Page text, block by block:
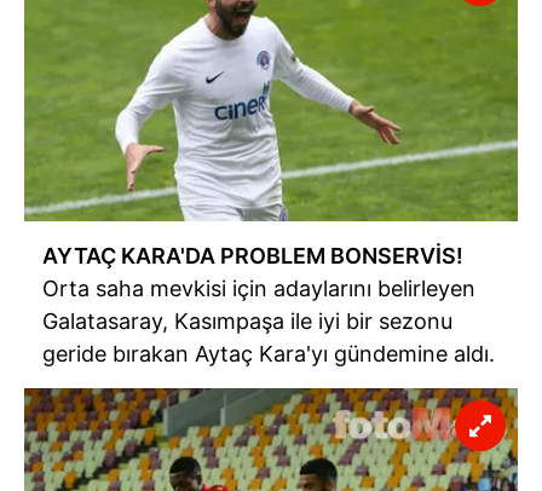
AYTAÇ KARA'DA PROBLEM BONSERVİS!
Orta saha mevkisi için adaylarını belirleyen
Galatasaray, Kasımpaşa ile iyi bir sezonu
geride bırakan Aytaç Kara'yı gündemine aldı.